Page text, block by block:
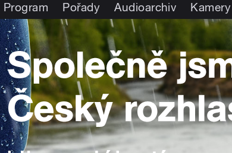
Program Pořady Audioarchiv Kamery